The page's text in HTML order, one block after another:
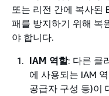
또는 리전 간에 복사된
패를 방지하기 위해 복
야 합니다.
IAM 역할: 다른 클
에 사용되는 IAM
공급자 구성 등)이